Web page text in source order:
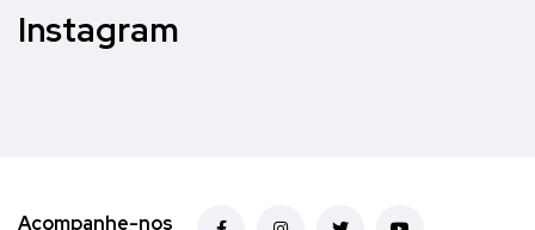
Instagram
Acompanhe-nos